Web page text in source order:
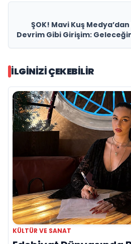
ŞOK! Mavi Kuş
Devrim Gibi Girişim:
İLGINIZI ÇEKEBILIR
KÜLTÜR VE SANAT